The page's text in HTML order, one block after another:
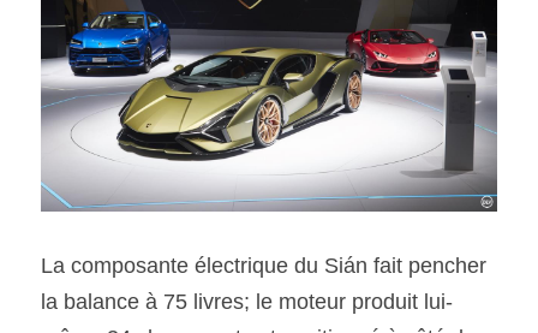
La composante électrique du Sián fait pencher
la balance à 75 livres; le moteur produit lui-